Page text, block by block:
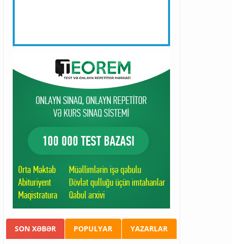
SON XƏBƏR POPULYAR YAZARLAR